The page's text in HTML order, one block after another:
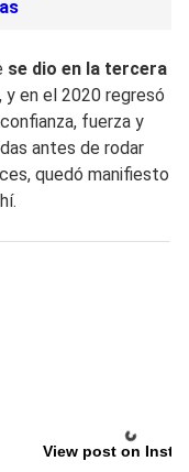
se dio en la tercera
, y en el 2020 regresó
fuerza y
antes de rodar
quedó manifiesto
View post on